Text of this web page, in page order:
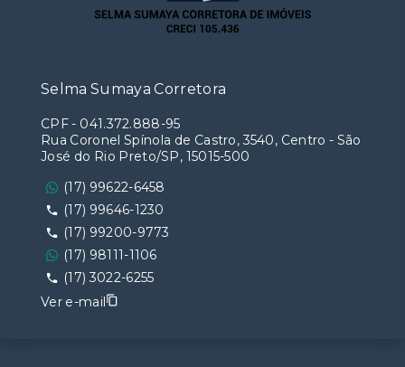
Selma Sumaya Corretora
CPF- 041.372.888-95
Rua Coronel Spínola de Castro, 3540, Centro - São
José do Rio Preto/SP, 15015-500
(17) 99622-6458
(17) 99646-1230
(17) 99200-9773
(17) 98111-1106
(17) 3022-6255
Ver e-mail